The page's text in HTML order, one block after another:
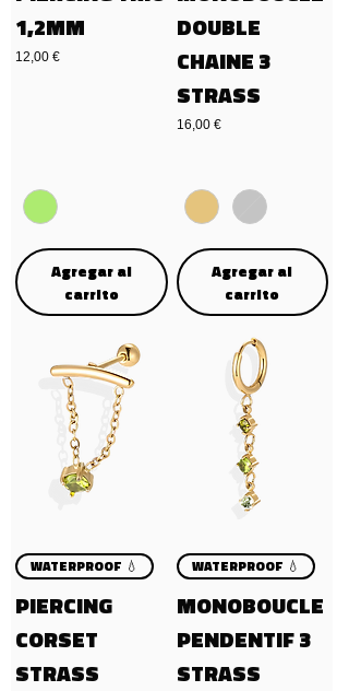
1,2MM
Precio
12,00 €
Agregar al
carrito
DOUBLE
CHAINE 3
STRASS
Precio
16,00 €
Agregar al
carrito
WATERPROOF 💧
PIERCING
CORSET
STRASS
WATERPROOF 💧
MONOBOUCLE
PENDENTIF 3
STRASS